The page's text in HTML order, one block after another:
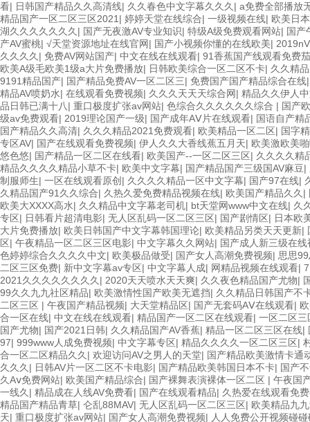
看| 日韩国产精品久久高清线| 久久春色中文字幕久久久 | a免费全部播放
精品国产一区二区三区2021 | 婷婷天堂在线综合| 一级视频在线| 欧美日
湖久久久久久久久 | 国产无夜激AV专业知识| 特级A级免费观看网站| 国产
产AV蜜桃| √天堂资源地址在线官网| 国产小视频你懂的在线欧美|
久久久久 | 免费AV网站国产| 中文在线在线观看| 91香蕉国产线观看免费
欧美A级毛欧美1级a大片免费播放| 日韩欧美综合一区二区不卡| 久久精
9191精品国产| 国产精品免费AV一区二区三| 免费国产国产精品综合在线
精品AV喷奶水| 在线观看免费视频| 久久久天天天综合网| 精品久久伊人
品日韩已满十八| 重口极度扩张av网站| 色综合久久久久久久综合 | 国产
级av免费观看| 2019理论国产一级| 国产成年AⅤ片在线观看| 国语自产精
国产精品久久高清| 久久久精品2021免费观看| 欧美精品一区二区| 国字
专区AV| 国产在线观看免费视频| 伊人久久大香线蕉五月天| 欧美激欧美
悠色悠| 国产精品一区二区在线看| 欧美国产--一区二区三区| 久久久久精
精品久久久久精品小草不卡| 欧美中文字幕| 国产精品国产三级国AV麻豆|
制服师生| 一区在线观看原创 | 久久久久精品一区中文字幕| 国产97在线|
久精品国产91久久综合| 久热久爱免费精品视频在线| 欧美国产精品久久 |
欧美大XXXX高水| 久久精品中文字幕老司机| bt天堂网www中文在线| 久
专区| 日韩看片超清电影| 无人区乱码一区二区三区| 国产剧情区| 日本欧
大片免费播放| 欧美日韩国产中文字幕韩国理论| 欧美精品另类天天更新|
区| 午夜精品一区二区三区电影| 中文字幕久久网站| 国产成人新三级在线
色婷婷综合久久久久中文| 欧美极品做受| 国产女人高潮免费视频| 思思
二区三区免费| 新中文字幕av专区| 中文字幕人成| 网精品视频在线观看|
2021久久久久久久久久 | 2020天天喷水天天爽| 久久夜色精品国产尤物|
99久久九九社区精品| 欧美激情性国产欧美无遮挡| 久久精品日韩国产不
二区三区 | 午夜国产精品视频| 大天堂精品区| 国产无套码AⅤ在线观看|
合一区在线| 中文在线在线观看| 精品国产一区二区在线观看| 一区二区三
国产尤物| 国产2021日韩| 久久精品国产AV香蕉| 精品一区二区三区在线|
97| 999www人成免费视频| 中文字幕专区| 精品久久久久一区二区三区|
合一区二区精品久久 | 欢迎访问AV之男人的天堂| 国产精品欧美激情卡通
久久久 | 日韩AV片一区二区不卡电影| 国产精品欧美韩国日本不卡| 国产
久Aⅴ免费网站| 欧美国产精品综合| 国产裸舞表演裸体一区二区 | 午夜国
一线久 | 精品成在人线AV免费看| 国产在线观看精品| 久热爱在线观看免
精品国产精品青草| 仑乱88MAV| 无人区乱码一区二区三区| 欧美精品九
天| 重口极度扩张av网站| 国产女人高潮免费视频| 人人免费公开视频碰碰